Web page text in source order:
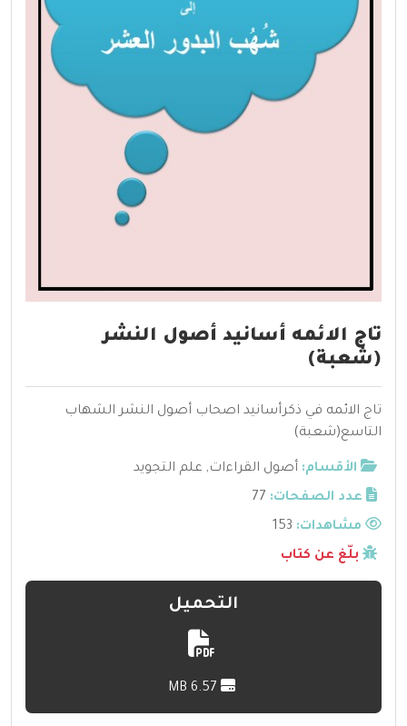
تاج الائمه أسانيد أصول النشر
(شعبة)
تاج الائمه في ذكرأسانيد اصحاب أصول النشر الشهاب
التاسع(شعبة)
الأقسام: أصول القراءات, علم التجويد
عدد الصفحات: 77
مشاهدات:
بلّغ عن كتاب
التحميل